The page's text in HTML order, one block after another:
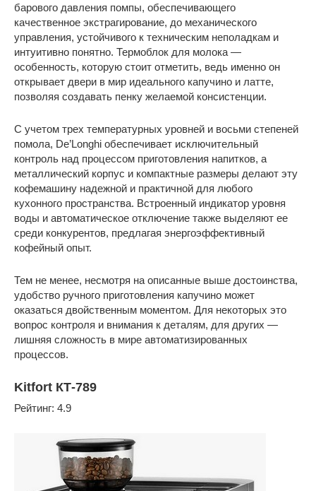
барового давления помпы, обеспечивающего
качественное экстрагирование, до механического
управления, устойчивого к техническим неполадкам и
интуитивно понятно. Термоблок для молока —
особенность, которую стоит отметить, ведь именно он
открывает двери в мир идеального капучино и латте,
позволяя создавать пенку желаемой консистенции.
С учетом трех температурных уровней и восьми степеней
помола, De’Longhi обеспечивает исключительный
контроль над процессом приготовления напитков, а
металлический корпус и компактные размеры делают эту
кофемашину надежной и практичной для любого
кухонного пространства. Встроенный индикатор уровня
воды и автоматическое отключение также выделяют ее
среди конкурентов, предлагая энергоэффективный
кофейный опыт.
Тем не менее, несмотря на описанные выше достоинства,
удобство ручного приготовления капучино может
оказаться двойственным моментом. Для некоторых это
вопрос контроля и внимания к деталям, для других —
лишняя сложность в мире автоматизированных
процессов.
Kitfort КТ-789
Рейтинг: 4.9